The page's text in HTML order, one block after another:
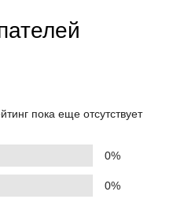
пока еще отсутствует
0%
0%